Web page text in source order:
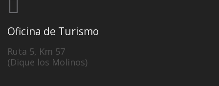
Oficina de Turismo
Ruta 5, Km 57
(Dique los Molinos)